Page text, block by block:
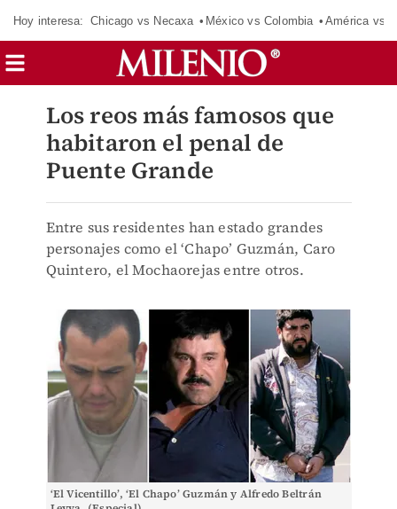
Hoy interesa: Chicago vs Necaxa México vs Colombia América vs
Los reos más famosos que
habitaron el penal de
Puente Grande
Entre sus residentes han estado grandes
personajes como el ‘Chapo’ Guzmán, Caro
Quintero, el Mochaorejas entre otros.
‘El Vicentillo’, ‘El Chapo’ Guzmán y Alfredo Beltrán